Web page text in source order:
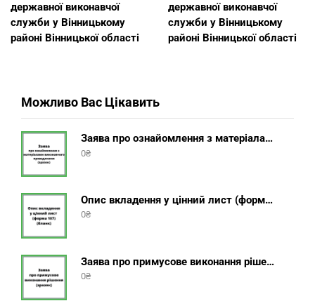
державної виконавчої
служби у Вінницькому
районі Вінницької області
державної виконавчої
служби у Вінницькому
районі Вінницької області
Можливо Вас Цікавить
Заява про ознайомлення з матеріалами виконавчого провадження (зразок, шаблон 2025 року)
0₴
Опис вкладення у цінний лист (форма 107) + інструкція відправлення цінного листа з описом вкладення
0₴
Заява про примусове виконання рішення (зразок, шаблон 2025 року)
0₴